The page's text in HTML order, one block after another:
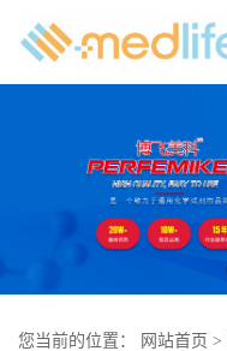
您当前的位置： 网站首页 >